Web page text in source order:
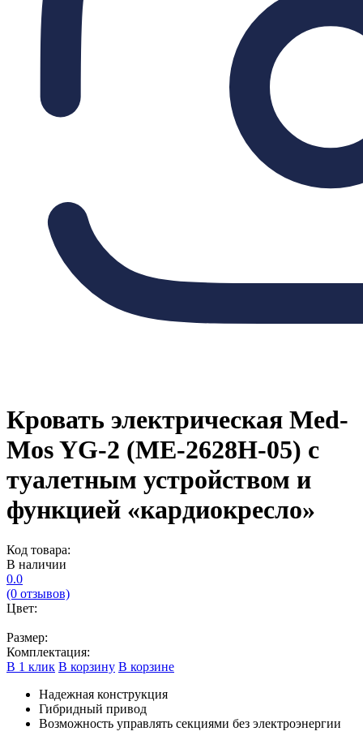
Кровать электрическая Med-
Mos YG-2 (МЕ-2628Н-05) с
туалетным устройством и
функцией «кардиокресло»
Код товара:
В наличии
0.0
(0 отзывов)
Цвет:
Размер:
Комплектация:
В 1 клик В корзину В корзине
Надежная конструкция
Гибридный привод
Возможность управлять секциями без электроэнергии